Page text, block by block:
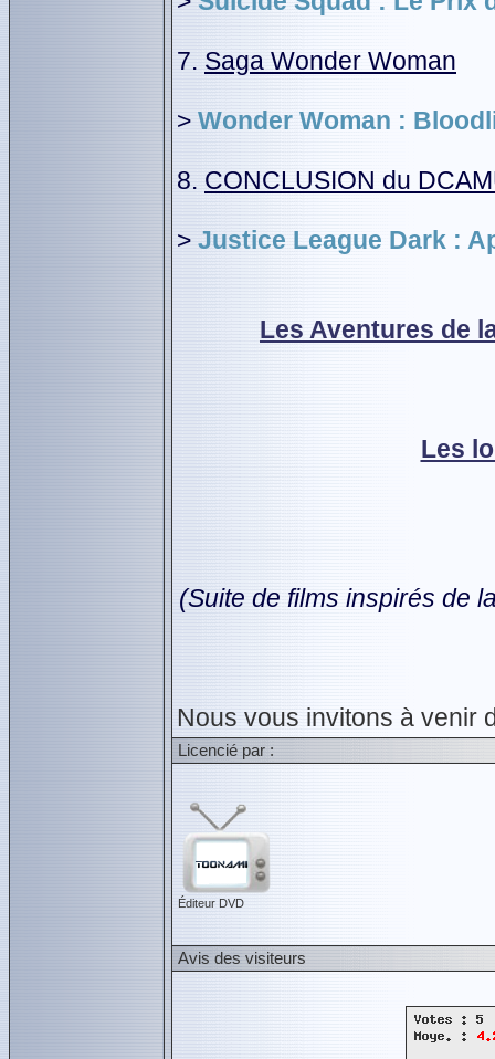
7. Saga Wonder Woman
> Wonder Woman :
8. CONCLUSION du
> Justice League Dark :
Les Aventures de
Les
(Suite de films inspirés de
Nous vous invitons à venir
Licencié par :
Éditeur DVD
Avis des visiteurs